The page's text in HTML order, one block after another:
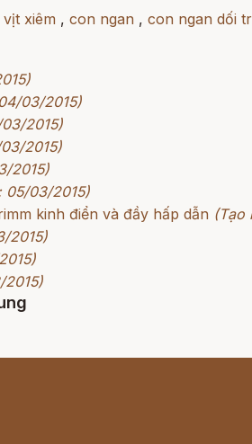
vịt xiêm , con ngan , con ngan dối
03/2015)
2015)
2015)
2015)
05/03/2015)
kinh điển và đầy hấp dẫn (Tạo
2015)